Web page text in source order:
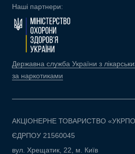
Наші партнери:
Державна служба України з
за наркотиками
АКЦІОНЕРНЕ ТОВАРИСТВО
ЄДРПОУ 21560045
вул. Хрещатик, 22, м. Київ